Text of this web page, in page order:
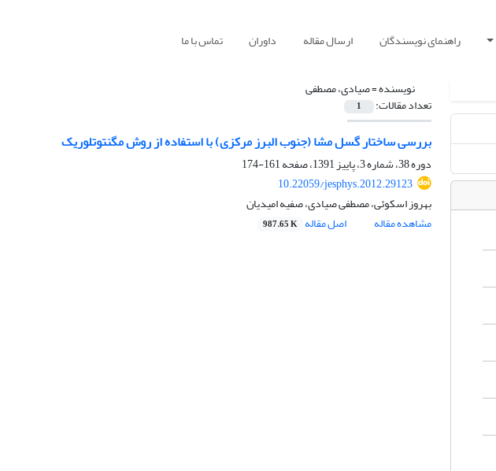
راهنمای نویسندگان ارسال مقاله داوران تماس با ما
نویسنده =صیادی، مصطفی
تعداد مقالات: 1
بررسی ساختار گسل مشا (جنوب البرز مرکزی) با استفاده از روش مگنتوتلوریک
دوره 38، شماره 3، پاییز 1391، صفحه
161-174
10.22059/jesphys.2012.29123
بهروز اسکوئی، مصطفی صیادی، صفیه امیدیان
مشاهده مقاله
اصل مقاله 987.65 K